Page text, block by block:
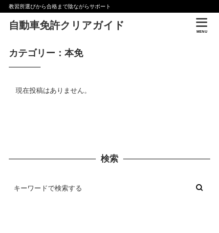
教習所選びから合格まで陰ながらサポート
自動車免許クリアガイド
MENU
カテゴリー：本免
現在投稿はありません。
検索